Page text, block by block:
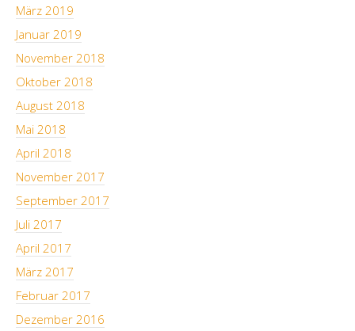
März 2019
Januar 2019
November 2018
Oktober 2018
August 2018
Mai 2018
April 2018
November 2017
September 2017
Juli 2017
April 2017
März 2017
Februar 2017
Dezember 2016